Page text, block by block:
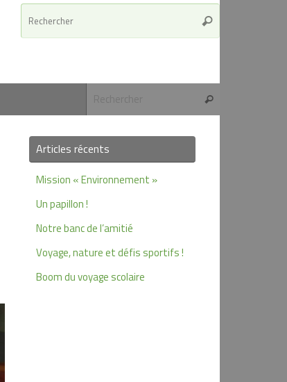
Rechercher
Rechercher
Articles récents
Mission « Environnement »
Un papillon !
Notre banc de l’amitié
Voyage, nature et défis sportifs !
Boom du voyage scolaire